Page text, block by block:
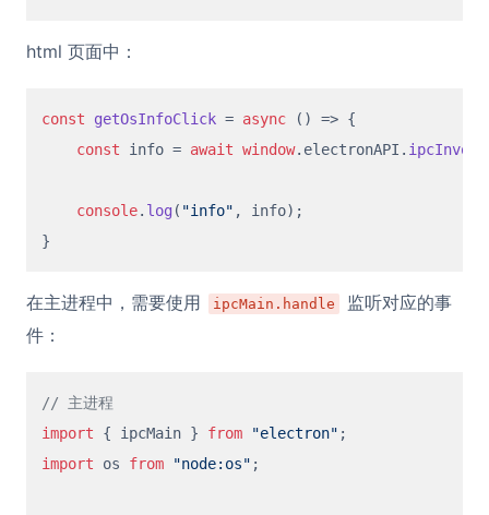
html 页面中：
const getOsInfoClick = async ( ) => {
const info = await window. electronAPI . ipcInvoke
console. log ( "info" , info);
在主进程中，需要使用 ipcMain.handle
监听对应的事
件：
// 主进程
import { ipcMain } from "electron"
import os from "node:os" ;